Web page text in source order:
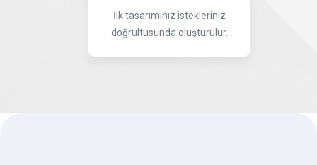
İlk tasarımınız istekleriniz
doğrultusunda oluşturulur.